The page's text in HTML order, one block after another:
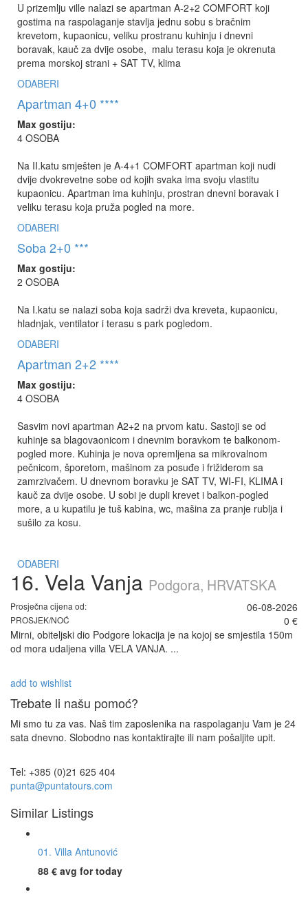
U prizemlju ville nalazi se apartman A-2+2 COMFORT koji
gostima na raspolaganje stavlja jednu sobu s bračnim
krevetom, kupaonicu, veliku prostranu kuhinju i dnevni
boravak, kauč za dvije osobe, malu terasu koja je okrenuta
prema morskoj strani + SAT TV, klima
ODABERI
Apartman 4+0 ****
Max gostiju:
4 OSOBA
Na II.katu smješten je A-4+1 COMFORT apartman koji nudi
dvije dvokrevetne sobe od kojih svaka ima svoju vlastitu
kupaonicu. Apartman ima kuhinju, prostran dnevni boravak i
veliku terasu koja pruža pogled na more.
ODABERI
Soba 2+0 ***
Max gostiju:
2 OSOBA
Na I.katu se nalazi soba koja sadrži dva kreveta, kupaonicu,
hladnjak, ventilator i terasu s park pogledom.
ODABERI
Apartman 2+2 ****
Max gostiju:
4 OSOBA
Sasvim novi apartman A2+2 na prvom katu. Sastoji se od
kuhinje sa blagovaonicom i dnevnim boravkom te balkonom-
pogled more. Kuhinja je nova opremljena sa mikrovalnom
pečnicom, šporetom, mašinom za posuđe i frižiderom sa
zamrzivačem. U dnevnom boravku je SAT TV, WI-FI, KLIMA i
kauč za dvije osobe. U sobi je dupli krevet i balkon-pogled
more, a u kupatilu je tuš kabina, wc, mašina za pranje rublja i
sušilo za kosu.
ODABERI
16. Vela Vanja Podgora, HRVATSKA
Prosječna cijena od: 06-08-2026
PROSJEK/NOĆ
0 €
Mirni, obiteljski dio Podgore lokacija je na kojoj se smjestila 150m
od mora udaljena villa VELA VANJA. ...
add to wishlist
Trebate li našu pomoć?
Mi smo tu za vas. Naš tim zaposlenika na raspolaganju Vam je 24
sata dnevno. Slobodno nas kontaktirajte ili nam pošaljite upit.
Tel: +385 (0)21 625 404
punta@puntatours.com
Similar Listings
01. Villa Antunović
88 € avg for today